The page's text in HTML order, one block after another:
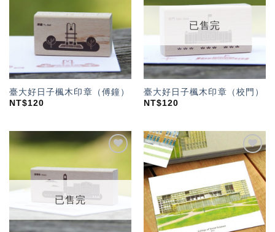
單」
臺大好日子楓木印章（傅鐘）
NT$120
望輕
已售完
臺大好日子楓木印章（校門）
NT$120
「願
望輕
已售完
加入
「願
望輕
單」